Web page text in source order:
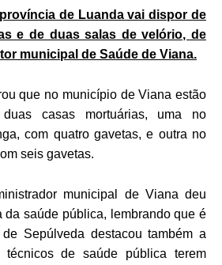
de Luanda vai dispor de
e de duas salas de velório, de
municipal de Saúde de Viana.
que no município de Viana estão
duas casas mortuárias, uma no
com quatro gavetas, e outra no
seis gavetas.
municipal de Viana deu
da saúde pública, lembrando que é
Sepúlveda destacou também a
técnicos de saúde pública terem